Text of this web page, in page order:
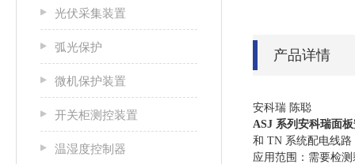
光伏采集装置
弧光保护
微机保护装置
开关柜测控装置
温湿度控制器
产品详情
安科瑞 陈聪
ASJ 系列 安科瑞面
和 TN 系统配电线
应用范围：需要检